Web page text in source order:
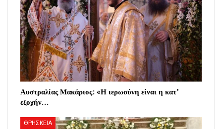
Αυστραλίας Μακάριος: «Η ιερωσύνη είναι η κατ’
εξοχήν…
ΘΡΗΣΚΕΙΑ